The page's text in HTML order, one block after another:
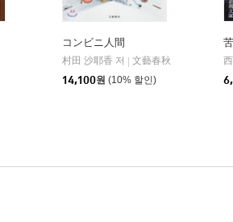
コンビニ人間
村田 沙耶香 저
文藝春秋
14,100원 (10% 할인)